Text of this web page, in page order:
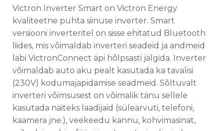
Victron Inverter Smart on Victron Energy
kvaliteetne puhta siinuse inverter. Smart
versiooni inverteritel on sisse ehitatud Bluetooth
liides, mis võimaldab inverteri seadeid ja andmeid
läbi VictronConnect äpi hõlpsasti jälgida. Inverter
võimaldab auto aku pealt kasutada ka tavalisi
(230V) kodumajapidamise seadmeid. Sõltuvalt
inverteri võimsusest on võimalik tänu sellele
kasutada näiteks laadijaid (sülearvuti, telefoni,
kaamera jne.), veekeedu kannu, kohvimasinat,